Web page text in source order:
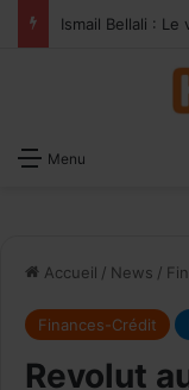
Menu
Accueil / News /
Finances-Crédit
Revolut